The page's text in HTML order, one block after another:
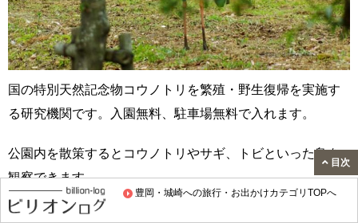
豊岡・城崎への旅行・お出かけカテゴリTOPへ
国の特別天然記念物コウノトリを繁殖・野生復帰を実施す
る研究機関です。入園無料、駐車場無料で入れます。
公園内を散策するとコウノトリやサギ、トビといった鳥を
観察できます。
目次